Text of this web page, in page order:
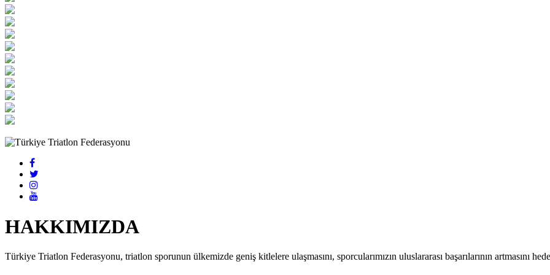
HAKKIMIZDA
Türkiye Triatlon Federasyonu, triatlon sporunun ülkemizde geniş kitlelere ulaşmasını, sporcularımızın uluslararası başarılarının artmasını